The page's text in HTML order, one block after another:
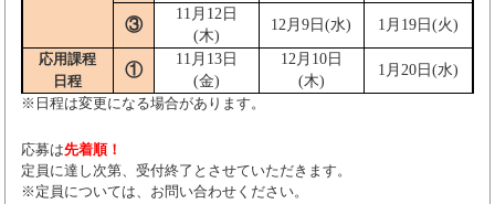
③
11月12日
(木)
12月9日(水) 1月19日(火)
応用課程
日程
①
11月13日
(金)
12月10日
(木)
1月20日(水)
※日程は変更になる場合があります。
応募は先着順！
定員に達し次第、受付終了とさせていただきます。
※定員については、お問い合わせください。